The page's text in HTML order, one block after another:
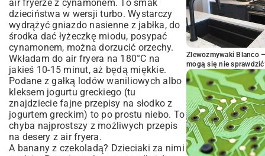
air fryerze z cynamonem. To smak
dzieciństwa w wersji turbo. Wystarczy
wydrążyć gniazdo nasienne z jabłka, do
środka dać łyżeczkę miodu, posypać
cynamonem, można dorzucić orzechy.
Wkładam do air fryera na 180°C na
jakieś 10-15 minut, aż będą miękkie.
Podane z gałką lodów waniliowych albo
kleksem jogurtu greckiego (tu
znajdziecie fajne przepisy na słodko z
jogurtem greckim) to po prostu niebo. To
chyba najprostszy z możliwych przepis
na desery z air fryera.
A banany z czekoladą? Dzieciaki za nimi
Zlewozmywaki Blanco
mogą się nie